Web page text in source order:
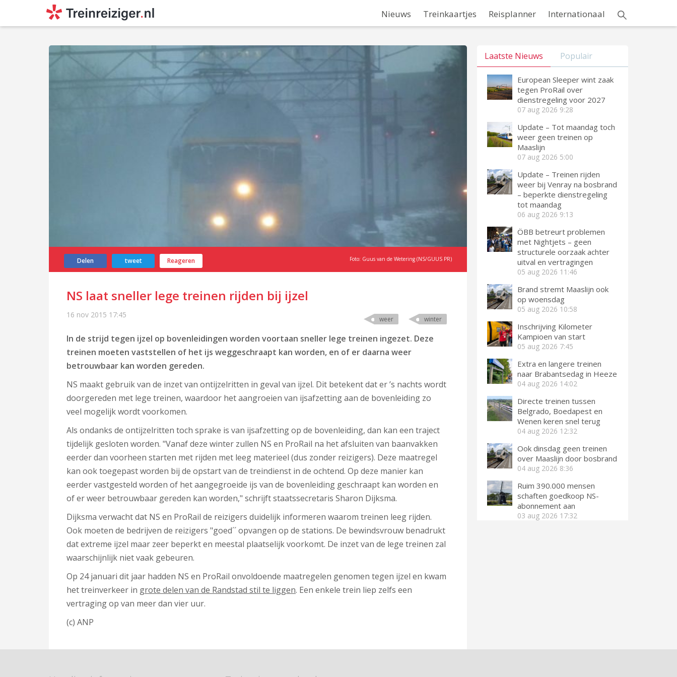
Nieuws Treinkaartjes Reisplanner Internationaal
Delen tweet Reageren Foto: Guus van de Wetering (NS/GUUS PR)
NS laat sneller lege treinen rijden bij ijzel
16 nov 2015 17:45 weer winter
In de strijd tegen ijzel op bovenleidingen worden voortaan sneller lege treinen ingezet. Deze
treinen moeten vaststellen of het ijs weggeschraapt kan worden, en of er daarna weer
betrouwbaar kan worden gereden.
NS maakt gebruik van de inzet van ontijzelritten in geval van ijzel. Dit betekent dat er ’s nachts wordt
doorgereden met lege treinen, waardoor het aangroeien van ijsafzetting aan de bovenleiding zo
veel mogelijk wordt voorkomen.
Als ondanks de ontijzelritten toch sprake is van ijsafzetting op de bovenleiding, dan kan een traject
tijdelijk gesloten worden. "Vanaf deze winter zullen NS en ProRail na het afsluiten van baanvakken
eerder dan voorheen starten met rijden met leeg materieel (dus zonder reizigers). Deze maatregel
kan ook toegepast worden bij de opstart van de treindienst in de ochtend. Op deze manier kan
eerder vastgesteld worden of het aangegroeide ijs van de bovenleiding geschraapt kan worden en
of er weer betrouwbaar gereden kan worden," schrijft staatssecretaris Sharon Dijksma.
Dijksma verwacht dat NS en ProRail de reizigers duidelijk informeren waarom treinen leeg rijden.
Ook moeten de bedrijven de reizigers "goed´´ opvangen op de stations. De bewindsvrouw benadrukt
dat extreme ijzel maar zeer beperkt en meestal plaatselijk voorkomt. De inzet van de lege treinen zal
waarschijnlijk niet vaak gebeuren.
Op 24 januari dit jaar hadden NS en ProRail onvoldoende maatregelen genomen tegen ijzel en kwam
het treinverkeer in grote delen van de Randstad stil te liggen. Een enkele trein liep zelfs een
vertraging op van meer dan vier uur.
(c) ANP
Laatste Nieuws Populair
European Sleeper wint zaak
tegen ProRail over
dienstregeling voor 2027
07 aug 2026 9:28
Update – Tot maandag toch
weer geen treinen op
Maaslijn
07 aug 2026 5:00
Update – Treinen rijden
weer bij Venray na bosbrand
– beperkte dienstregeling
tot maandag
06 aug 2026 9:13
ÖBB betreurt problemen
met Nightjets – geen
structurele oorzaak achter
uitval en vertragingen
05 aug 2026 11:46
Brand stremt Maaslijn ook
op woensdag
05 aug 2026 10:58
Inschrijving Kilometer
Kampioen van start
05 aug 2026 7:45
Extra en langere treinen
naar Brabantsedag in Heeze
04 aug 2026 14:02
Directe treinen tussen
Belgrado, Boedapest en
Wenen keren snel terug
04 aug 2026 12:32
Ook dinsdag geen treinen
over Maaslijn door bosbrand
04 aug 2026 8:36
Ruim 390.000 mensen
schaften goedkoop NS-
abonnement aan
03 aug 2026 17:32